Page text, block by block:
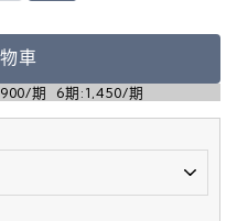
車
期 6期:1,450/期